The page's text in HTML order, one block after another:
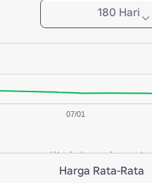
180 Hari
07/01
Harga Rata-Rata